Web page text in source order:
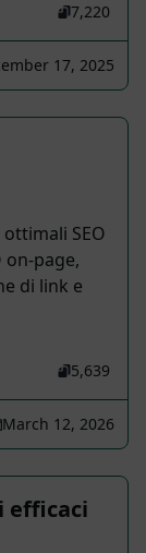
7,220
17, 2025
SEO
on-page,
di link e
5,639
March 12, 2026